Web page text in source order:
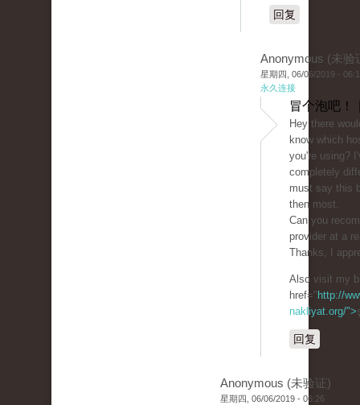
回复
Anonymous (未验
星期四, 06/06/2019 -
永久连接
冒个泡吧！
Hey there
know which
you're using?
completely
must say this
then most.
Can you
provider at a
Thanks, I
Also visit my
href=" http://
nakliyat.org/">
回复
Anonymous (未验证)
星期四, 06/06/2019 - 06:26